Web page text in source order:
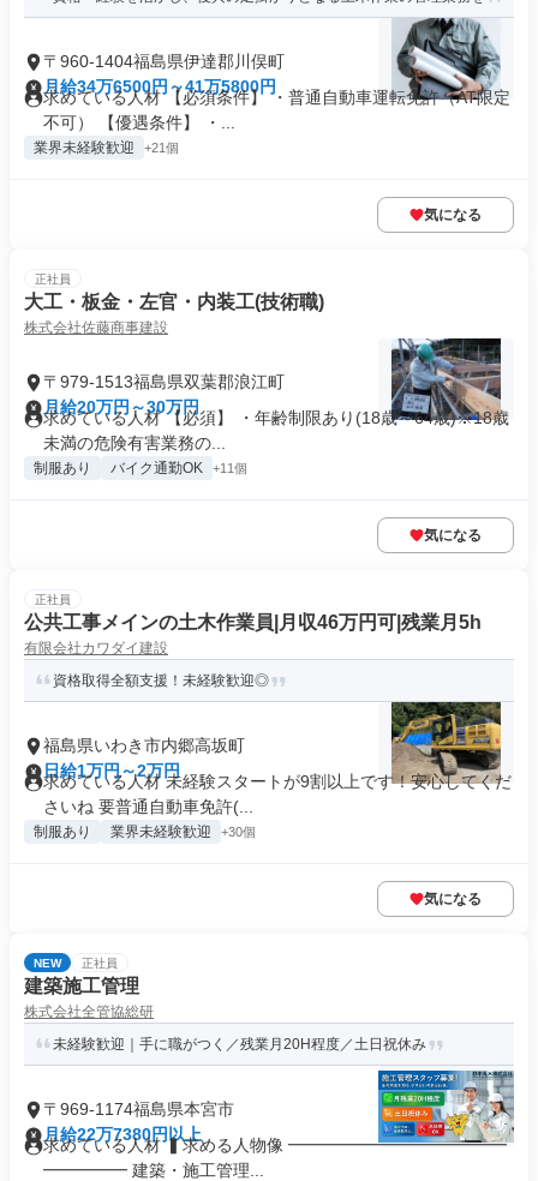
〒960-1404福島県伊達郡川俣町
月給34万6500円～41万5800円
求めている人材 【必須条件】 ・普通自動車運転免許（AT限定
不可） 【優遇条件】 ・...
業界未経験歓迎 +21個
気になる
正社員
大工・板金・左官・内装工(技術職)
株式会社佐藤商事建設
〒979-1513福島県双葉郡浪江町
月給20万円～30万円
求めている人材 【必須】 ・年齢制限あり(18歳～64歳)※18歳
未満の危険有害業務の...
制服あり バイク通勤OK +11個
気になる
正社員
公共工事メインの土木作業員|月収46万円可|残業月5h
有限会社カワダイ建設
資格取得全額支援！未経験歓迎◎
福島県いわき市内郷高坂町
日給1万円～2万円
求めている人材 未経験スタートが9割以上です！安心してくだ
さいね 要普通自動車免許(...
制服あり 業界未経験歓迎 +30個
気になる
NEW 正社員
建築施工管理
株式会社全管協総研
未経験歓迎｜手に職がつく／残業月20H程度／土日祝休み
〒969-1174福島県本宮市
月給22万7380円以上
求めている人材 ▍求める人物像 ━━━━━━━━━━━━━
━━━━━ 建築・施工管理...